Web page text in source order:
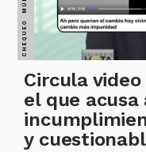
Circula
el que acusa
y